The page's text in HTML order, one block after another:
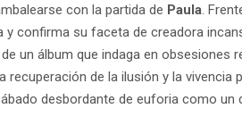
con la partida de Paula.
confirma su faceta de creadora
un álbum que indaga en obsesiones
de la ilusión y la vivencia
desbordante de euforia como un